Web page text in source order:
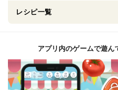
レシピ一覧
アプリ内のゲームで遊ん